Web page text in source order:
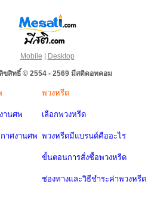
Mobile | Desktop
ขสิทธิ์ © 2554 - 2569 มีสติดอทคอม
านศพ
กาศงานศพ
พวงหรีด
เลือกพวงหรีด
พวงหรีดมีแบรนด์คืออะไร
ขั้นตอนการสั่งซื้อพวงหรีด
ช่องทางและวิธีชำระค่าพวงหรีด